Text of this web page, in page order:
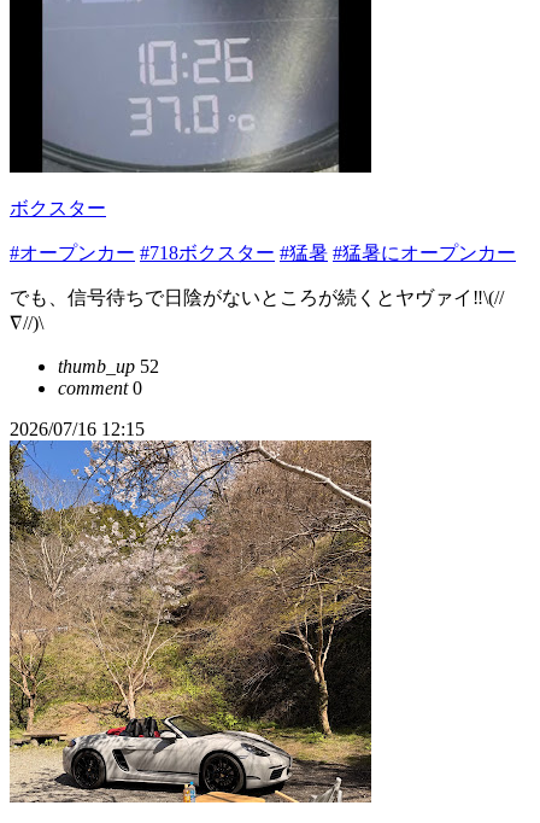
ボクスター
#オープンカー #718ボクスター #猛暑 #猛暑にオープンカー
でも、信号待ちで日陰がないところが続くとヤヴァイ‼️\(//
∇//)\
thumb_up 52
comment0
2026/07/16 12:15